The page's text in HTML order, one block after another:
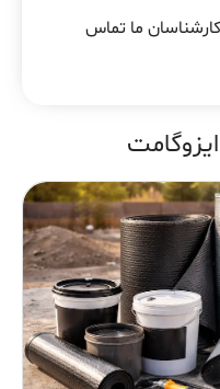
ما تماس